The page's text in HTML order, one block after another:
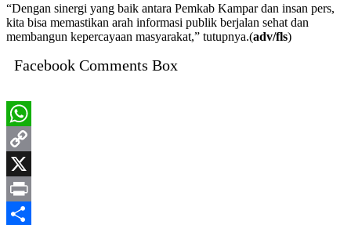
“Dengan sinergi yang baik antara Pemkab Kampar dan insan pers,
kita bisa memastikan arah informasi publik berjalan sehat dan
membangun kepercayaan masyarakat,” tutupnya.(adv/fls)
Facebook Comments Box
WhatsApp
Copy
Link
X
Print